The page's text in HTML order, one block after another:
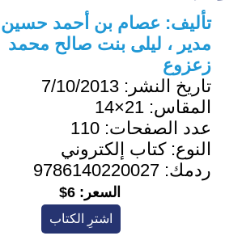
تأليف: عصام بن أحمد حسين
مدير ، ليلى بنت صالح محمد
زعزوع
تاريخ النشر: 7/10/2013
المقاس: 21×14
عدد الصفحات: 110
النوع:كتاب إلكتروني
ردمك: 9786140220027
السعر: 6$
اشترِ الكتاب